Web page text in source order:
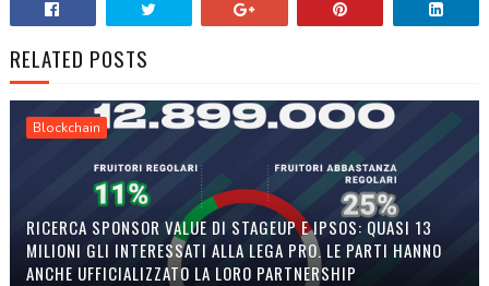
RELATED POSTS
Blockchain
RICERCA SPONSOR VALUE DI STAGEUP E IPSOS: QUASI 13
MILIONI GLI INTERESSATI ALLA LEGA PRO. LE PARTI HANNO
ANCHE UFFICIALIZZATO LA LORO PARTNERSHIP